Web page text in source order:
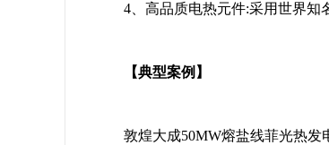
4、高品质电热元件:采用世界知
【典型案例】
敦煌大成50MW熔盐线菲光热发